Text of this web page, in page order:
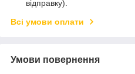
відправку).
Всі умови оплати
Умови повернення